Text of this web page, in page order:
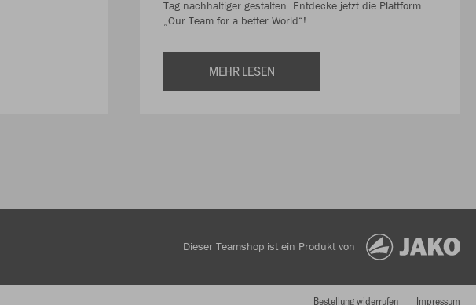
Tag nachhaltiger gestalten. Entdecke jetzt die Plattform
„Our Team for a better World“!
MEHR LESEN
Dieser Teamshop ist ein Produkt von
Bestellung widerrufen Impressum